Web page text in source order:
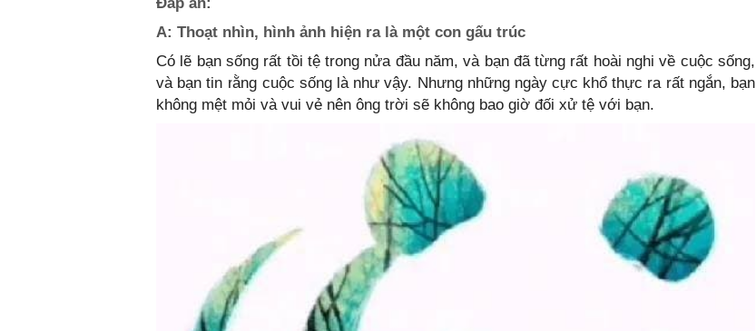
A: Thoạt nhìn, hình ảnh hiện ra là một con gấu trúc
Có lẽ bạn sống rất tồi tệ trong nửa đầu năm, và bạn đã từng rất hoài nghi về cuộc sống,
và bạn tin rằng cuộc sống là như vậy. Nhưng những ngày cực khổ thực ra rất ngắn, bạn
không mệt mỏi và vui vẻ nên ông trời sẽ không bao giờ đối xử tệ với bạn.